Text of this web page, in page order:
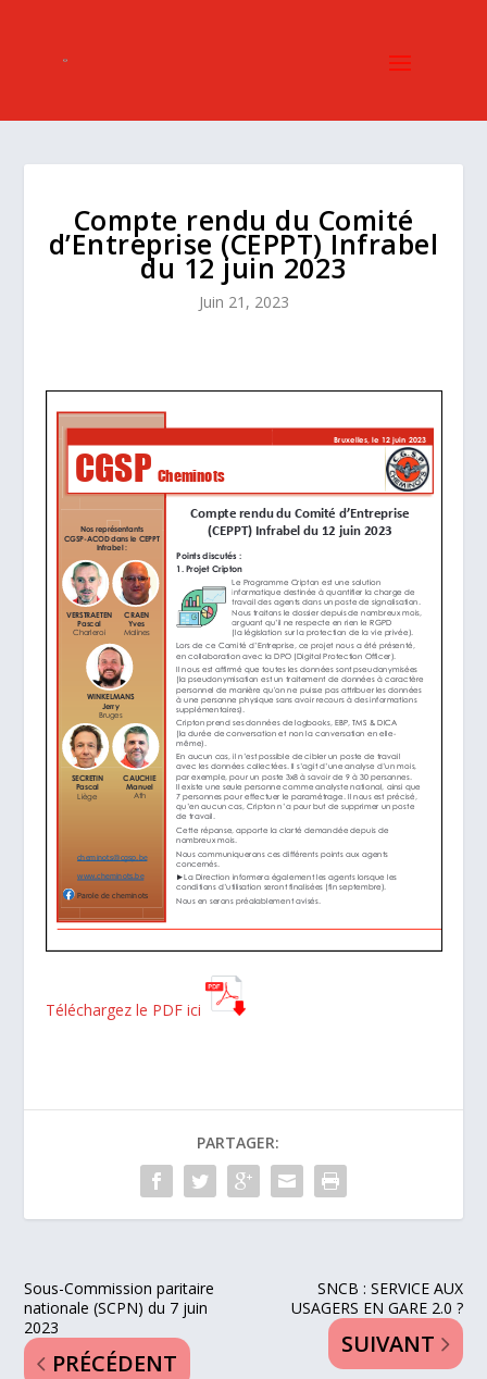
Compte rendu du Comité
d’Entreprise (CEPPT) Infrabel
du 12 juin 2023
Juin 21, 2023
Téléchargez le PDF ici
PARTAGER:
Sous-Commission paritaire
nationale (SCPN) du 7 juin
2023
PRÉCÉDENT
SNCB : SERVICE AUX
USAGERS EN GARE 2.0 ?
SUIVANT